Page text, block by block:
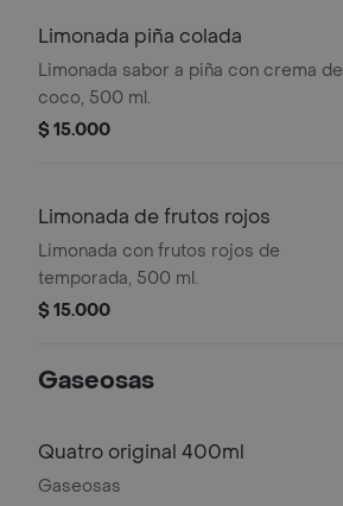
Limonada piña colada
Limonada sabor a piña con crema de
coco, 500 ml.
$ 15.000
Limonada de frutos rojos
Limonada con frutos rojos de
temporada, 500 ml.
$ 15.000
Gaseosas
Quatro original 400ml
Gaseosas